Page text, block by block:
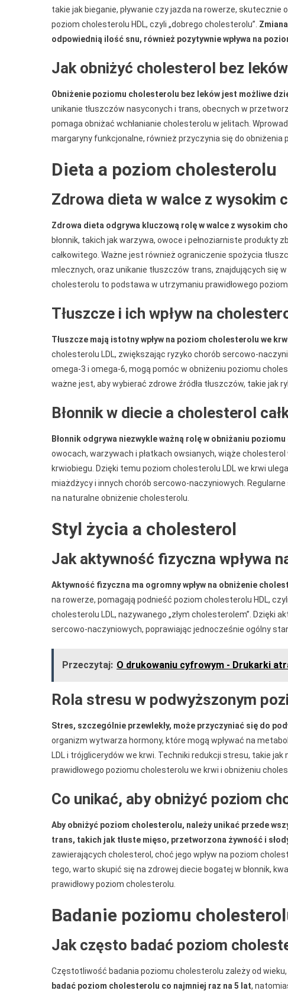
takie jak bieganie, pływanie czy jazda na rowerze,
poziom cholesterolu HDL, czyli „dobrego cholesterolu”.
odpowiednią ilość snu, również pozytywnie wpływa na
Jak obniżyć cholesterol bez
Obniżenie poziomu cholesterolu bez leków jest możliwe
unikanie tłuszczów nasyconych i trans, obecnych w
pomaga obniżać wchłanianie cholesterolu w jelitach.
margaryny funkcjonalne, również przyczynia się do obniżenia
Dieta a poziom cholesterolu
Zdrowa dieta w walce z wysokim
Zdrowa dieta odgrywa kluczową rolę w walce z wysokim
błonnik, takich jak warzywa, owoce i pełnoziarniste
całkowitego. Ważne jest również ograniczenie spożycia
mlecznych, oraz unikanie tłuszczów trans, znajdujących się
cholesterolu to podstawa w utrzymaniu prawidłowego
Tłuszcze i ich wpływ na
Tłuszcze mają istotny wpływ na poziom cholesterolu we
cholesterolu LDL, zwiększając ryzyko chorób sercowo-
omega-3 i omega-6, mogą pomóc w obniżeniu poziomu
ważne jest, aby wybierać zdrowe źródła tłuszczów, takie jak
Błonnik w diecie a cholesterol
Błonnik odgrywa niezwykle ważną rolę w obniżaniu
owocach, warzywach i płatkach owsianych, wiąże
krwiobiegu. Dzięki temu poziom cholesterolu LDL we krwi
miażdżycy i innych chorób sercowo-naczyniowych.
na naturalne obniżenie cholesterolu.
Styl życia a cholesterol
Jak aktywność fizyczna wpływa
Aktywność fizyczna ma ogromny wpływ na obniżenie
na rowerze, pomagają podnieść poziom cholesterolu HDL,
cholesterolu LDL, nazywanego „złym cholesterolem”.
sercowo-naczyniowych, poprawiając jednocześnie ogólny
Przeczytaj: O drukowaniu cyfrowym - Drukarki
Rola stresu w podwyższonym
Stres, szczególnie przewlekły, może przyczyniać się do
organizm wytwarza hormony, które mogą wpływać na
LDL i trójglicerydów we krwi. Techniki redukcji stresu, takie
prawidłowego poziomu cholesterolu we krwi i obniżeniu
Co unikać, aby obniżyć poziom
Aby obniżyć poziom cholesterolu, należy unikać przede
trans, takich jak tłuste mięso, przetworzona żywność i
zawierających cholesterol, choć jego wpływ na poziom
tego, warto skupić się na zdrowej diecie bogatej w błonnik,
prawidłowy poziom cholesterolu.
Badanie poziomu
Jak często badać poziom
Częstotliwość badania poziomu cholesterolu zależy od
badać poziom cholesterolu co najmniej raz na 5 lat,